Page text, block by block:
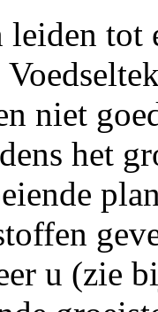
leiden
niet
het
u (zie